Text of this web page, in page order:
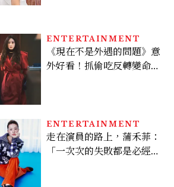
ENTERTAINMENT
《現在不是外遇的問題》意
外好看！抓偷吃反轉變命
看點懶人包
ENTERTAINMENT
走在演員的路上，蒲禾菲：
「一次次的失敗都是必經過